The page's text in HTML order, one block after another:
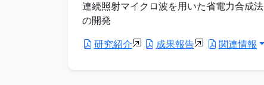
連続照射マイクロ波を用いた省電力合成法
の開発
研究紹介
成果報告 関連情報